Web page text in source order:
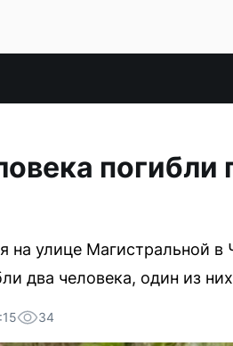
погибли
улице Магистральной в
два человека, один из
34